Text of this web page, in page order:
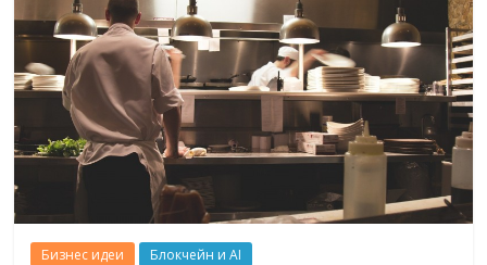
Бизнес идеи Блокчейн и AI